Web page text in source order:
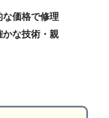
価格で修理
かな技術・親